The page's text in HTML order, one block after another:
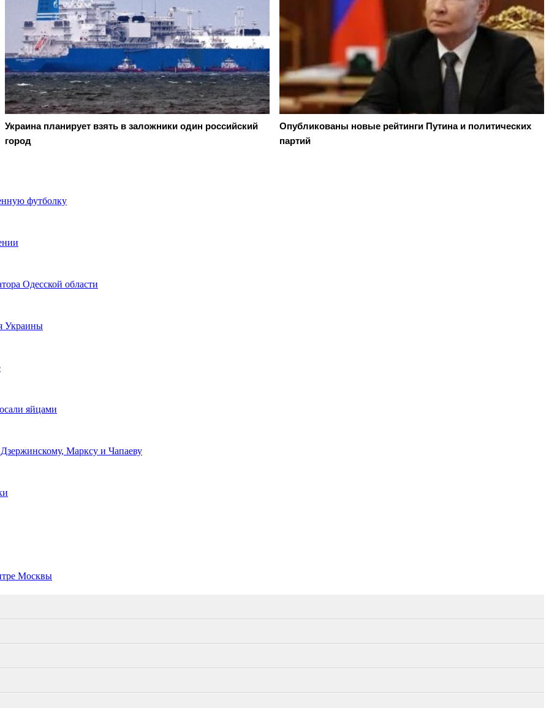
Украина планирует взять в заложники один российский
город
Опубликованы новые рейтинги Путина и политических
партий
футболку
Одесской области
Украины
яйцами
Марксу и Чапаеву
Москвы